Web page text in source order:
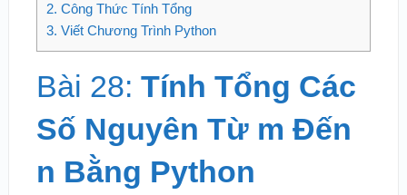
2. Công Thức Tính Tổng
3. Viết Chương Trình Python
Bài 28: Tính Tổng Các
Số Nguyên Từ m Đến
n Bằng Python